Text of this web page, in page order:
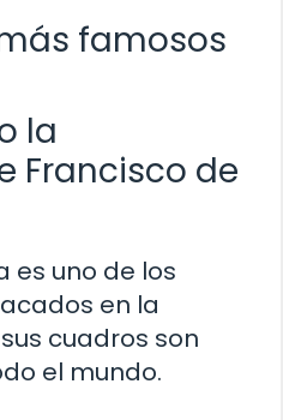
famosos
la
Francisco de
es uno de los
en la
cuadros son
el mundo.